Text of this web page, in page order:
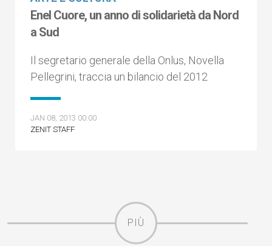
Enel Cuore, un anno di solidarietà da Nord
a Sud
Il segretario generale della Onlus, Novella
Pellegrini, traccia un bilancio del 2012
JAN 08, 2013 00:00
ZENIT STAFF
PIÙ